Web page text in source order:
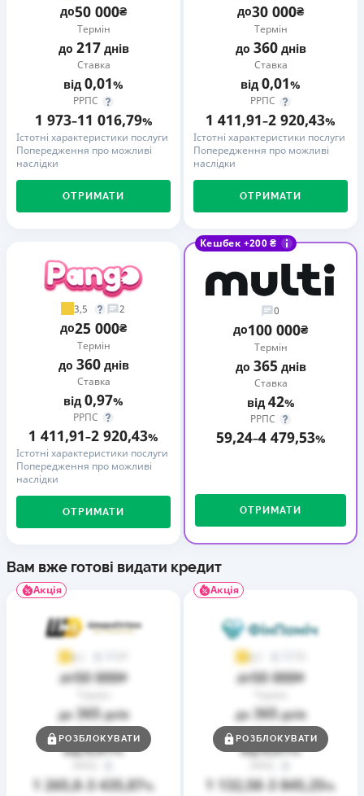
до50 000₴
Термін
до 217днів
Ставка
від 0,01%
РРПС
1 973–11 016,79%
Істотні характеристики послуги
Попередження про можливі
наслідки
ОТРИМАТИ
до30 000₴
Термін
до 360днів
Ставка
від 0,01%
РРПС
1 411,91–2 920,43%
Істотні характеристики послуги
Попередження про можливі
наслідки
ОТРИМАТИ
3,5 2
до25 000₴
Термін
до 360днів
Ставка
від 0,97%
РРПС
1 411,91–2 920,43%
Істотні характеристики послуги
Попередження про можливі
наслідки
ОТРИМАТИ
Кешбек +200 ₴
0
до100 000₴
Термін
до 365днів
Ставка
від 42%
РРПС
59,24–4 479,53%
ОТРИМАТИ
Вам вже готові видати кредит
Акція
4,1
до50 000₴
до 365днів
Ставка
від0,01%
1 265,8 3 435,87%
РОЗБЛОКУВАТИ
Акція
4,7
до50 000₴
до 365днів
Ставка
від0,01%
1 132,58 3 845,25%
РОЗБЛОКУВАТИ